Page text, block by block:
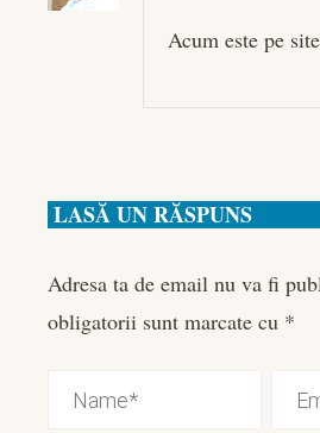
Acum este pe
LASĂ UN RĂSPUNS
Adresa ta de email nu va fi
obligatorii sunt marcate cu *